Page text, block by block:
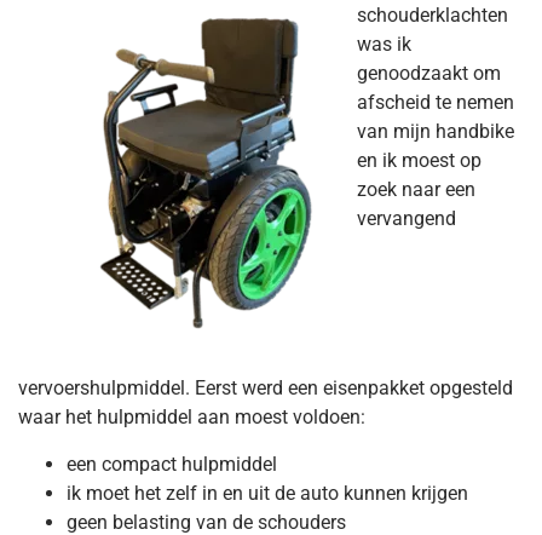
schouderklachten
was ik
genoodzaakt om
afscheid te nemen
van mijn handbike
en ik moest op
zoek naar een
vervangend
vervoershulpmiddel. Eerst werd een eisenpakket opgesteld
waar het hulpmiddel aan moest voldoen:
een compact hulpmiddel
ik moet het zelf in en uit de auto kunnen krijgen
geen belasting van de schouders